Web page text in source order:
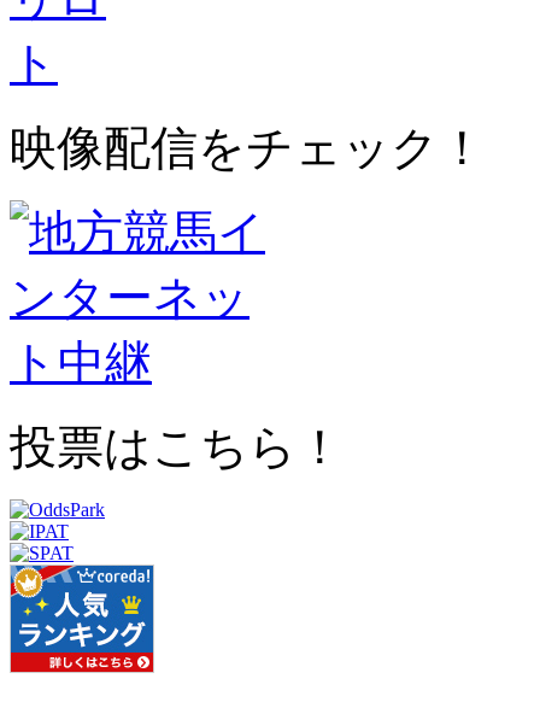
映像配信をチェック！
投票はこちら！